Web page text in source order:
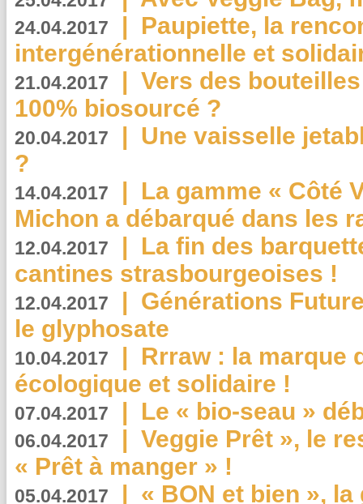
24.04.2017 | Paupiette, la
intergénérationnelle et
21.04.2017 | Vers des
100% biosourcé ?
20.04.2017 | Une vaisselle
?
14.04.2017 | La gamme « Côté
Michon a débarqué dans les
12.04.2017 | La fin des
cantines strasbourgeoises !
12.04.2017 | Générations
le glyphosate
10.04.2017 | Rrraw : la marque
écologique et solidaire !
07.04.2017 | Le « bio-seau »
06.04.2017 | Veggie Prêt », le
« Prêt à manger » !
05.04.2017 | « BON et bien »,